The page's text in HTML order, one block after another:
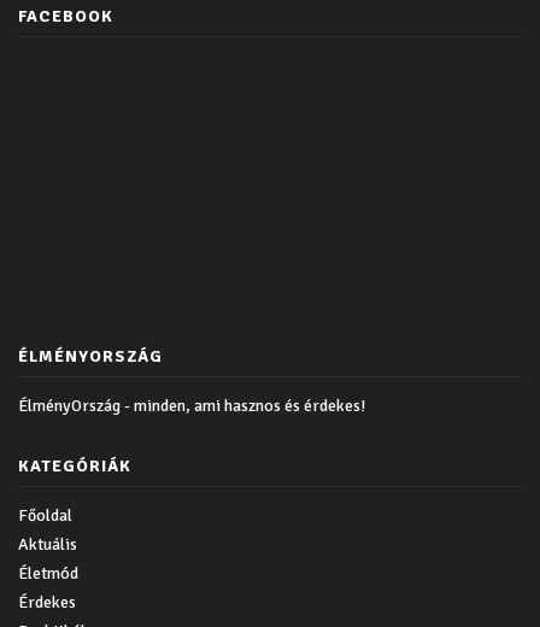
FACEBOOK
ÉLMÉNYORSZÁG
ÉlményOrszág - minden, ami hasznos és érdekes!
KATEGÓRIÁK
Főoldal
Aktuális
Életmód
Érdekes